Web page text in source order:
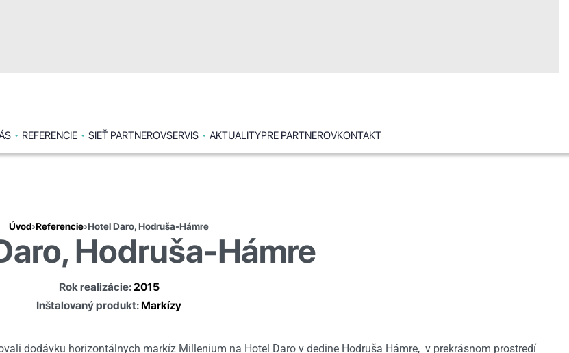
REFERENCIE SIEŤ PARTNEROVSERVIS AKTUALITYPRE PARTNEROVKONTAKT
Úvod›Referencie›Hotel Daro, Hodruša-Hámre
Hodruša-Hámre
Rok realizácie:2015
Inštalovaný produkt: Markízy
dodávku horizontálnych markíz Millenium na Hotel Daro v dedine Hodruša Hámre, v prekrásnom prostredí